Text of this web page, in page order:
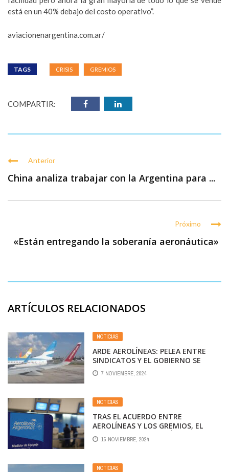
está en un 40% debajo del costo operativo”.
aviacionenargentina.com.ar/
TAGS CRISIS GREMIOS
COMPARTIR:
Anterior
China analiza trabajar con la Argentina para ...
Próximo
«Están entregando la soberanía aeronáutica»
ARTÍCULOS RELACIONADOS
NOTICIAS
ARDE AEROLÍNEAS: PELEA ENTRE
SINDICATOS Y EL GOBIERNO SE
APOYA EN LAS «LOW COST» PARA
NEUTRALIZAR PAROS
7 NOVIEMBRE, 2024
NOTICIAS
TRAS EL ACUERDO ENTRE
AEROLÍNEAS Y LOS GREMIOS, EL
GOBIERNO ANALIZA CÓMO AVANZAR
CON LA PRIVATIZACIÓN
15 NOVIEMBRE, 2024
NOTICIAS